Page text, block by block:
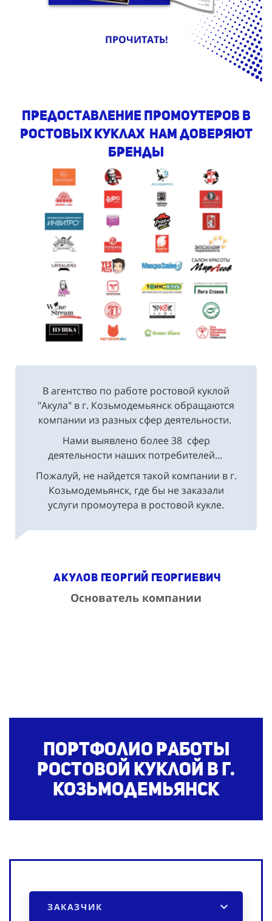
ПРОЧИТАТЬ!
предоставление промоутеров в
ростовых куклах Нам доверяют
бренды
В агентство по работе ростовой куклой
"Акула" в г. Козьмодемьянск обращаются
компании из разных сфер деятельности.
Нами выявлено более 38 сфер
деятельности наших потребителей...
Пожалуй, не найдется такой компании в г.
Козьмодемьянск, где бы не заказали
услуги промоутера в ростовой кукле.
Акулов Георгий Георгиевич
Основатель компании
Портфолио работы
ростовой куклой в г.
Козьмодемьянск
ЗАКАЗЧИК